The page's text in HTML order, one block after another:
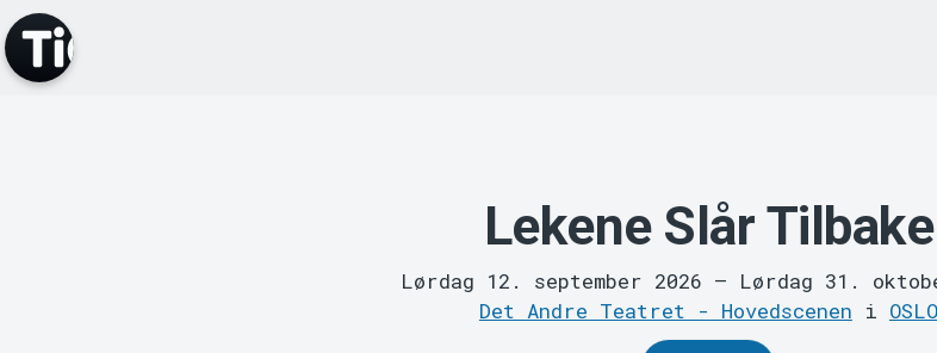
Lekene Slår Tilbake
Lørdag 12. september 2026 – Lørdag 31.
Det Andre Teatret - Hovedscenen i OSLO